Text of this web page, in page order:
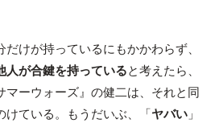
けが持っているにもかかわらず、
人が合鍵を持っていると考えたら、
マーウォーズ』の健二は、それと同
けている。もうだいぶ、「ヤバい」